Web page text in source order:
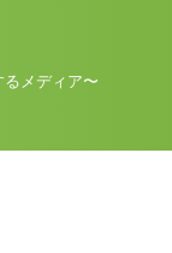
メディア〜